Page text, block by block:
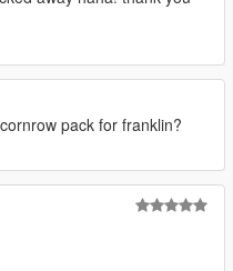
pack for franklin?